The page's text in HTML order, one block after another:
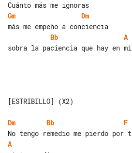
Gm
Dm
Bb
A
sobra la paciencia que hay en mi
[ESTRIBILLO] (X2)
Dm Bb
F
A